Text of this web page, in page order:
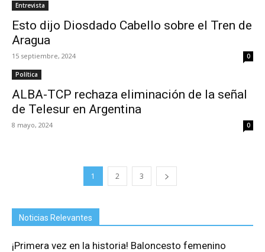
Entrevista
Esto dijo Diosdado Cabello sobre el Tren de
Aragua
15 septiembre, 2024 0
Política
ALBA-TCP rechaza eliminación de la señal
de Telesur en Argentina
8 mayo, 2024 0
1 2 3
Noticias Relevantes
¡Primera vez en la historia! Baloncesto femenino